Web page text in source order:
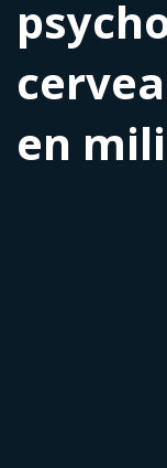
en